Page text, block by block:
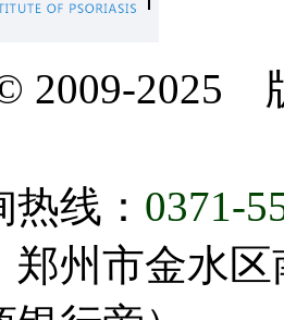
2009-2025
线： 0371-
郑州市金水